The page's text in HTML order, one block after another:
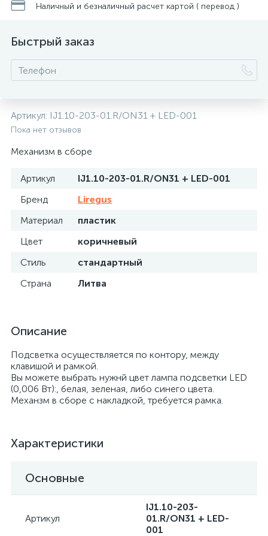
Наличный и безналичный расчет картой ( перевод )
Быстрый заказ
Артикул: IJ1.10-203-01.R/ON31 + LED-001
Пока нет отзывов
Механизм в сборе
Артикул
IJ1.10-203-01.R/ON31 + LED-001
Бренд
Liregus
Материал
пластик
Цвет
коричневый
Стиль
стандартный
Страна
Литва
Описание
Подсветка осуществляется по контору, между
клавишой и рамкой.
Вы можете выбрать нужнй цвет лампа подсветки LED
(0,006 Вт):, белая, зеленая, либо синего цвета.
Механзм в сборе с накладкой, требуется рамка.
Характеристики
Основные
Артикул
IJ1.10-203-
01.R/ON31 + LED-
001